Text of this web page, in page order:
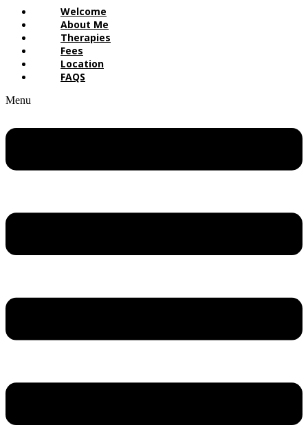
Welcome
About Me
Therapies
Fees
Location
FAQS
Menu